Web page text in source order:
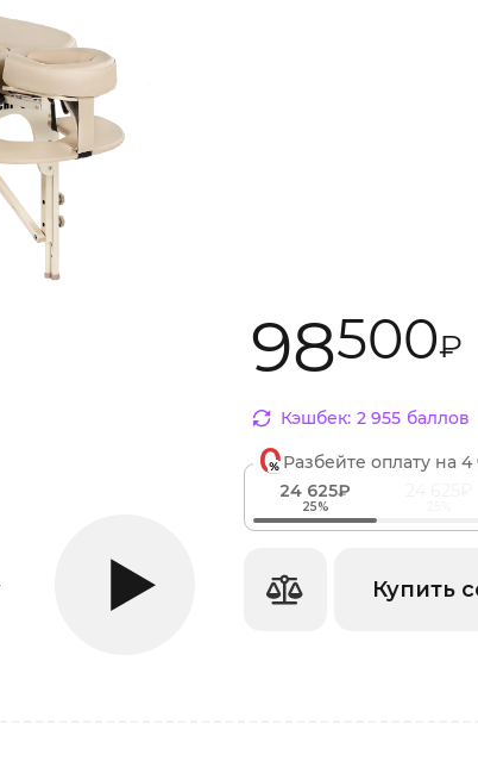
98500₽
Кэшбек: 2 955 баллов
Разбейте оплату на 4
24 625₽
25%
Купить